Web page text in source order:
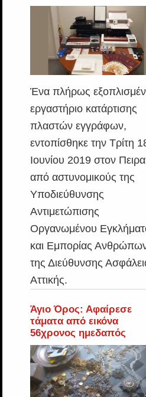
Ένα πλήρως
εργαστήριο κατάρτισης
πλαστών εγγράφων,
εντοπίσθηκε την Τρίτη
Ιουνίου 2019 στον
από αστυνομικούς της
Υποδιεύθυνσης
Αντιμετώπισης
Οργανωμένου
και Εμπορίας
της Διεύθυνσης
Αττικής.
Άγιο Όρος: Αφαίρεσε
τάματα από εικόνα
56χρονος ημεδαπός